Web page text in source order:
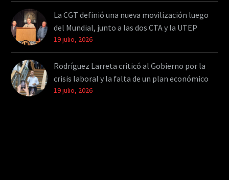
La CGT definió una nueva movilización luego
del Mundial, junto a las dos CTA y la UTEP
19 julio, 2026
Rodríguez Larreta criticó al Gobierno por la
crisis laboral y la falta de un plan económico
19 julio, 2026